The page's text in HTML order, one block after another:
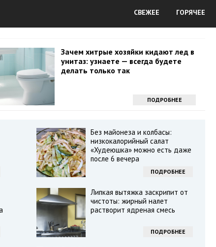
СВЕЖЕЕ ГОРЯЧЕЕ
Зачем хитрые хозяйки кидают лед в
унитаз: узнаете — всегда будете
делать только так
ПОДРОБНЕЕ
Без майонеза и колбасы:
низкокалорийный салат
«Худеюшка» можно есть даже
после 6 вечера
ПОДРОБНЕЕ
Липкая вытяжка заскрипит от
чистоты: жирный налет
растворит ядреная смесь
ПОДРОБНЕЕ